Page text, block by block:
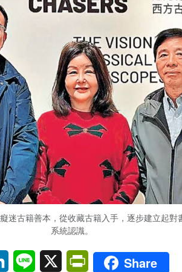
迷古籍善本，從收藏古籍入手，逐步建立起對
系統認識。
LinkedInLine X PrintFriendly
Share